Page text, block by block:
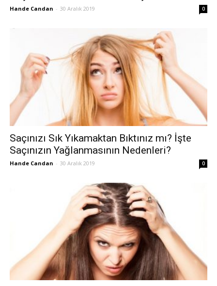
Hande Candan - 30 Aralık 2019 0
Saçınızı Sık Yıkamaktan Bıktınız mı? İşte
Saçınızın Yağlanmasının Nedenleri?
Hande Candan - 30 Aralık 2019 0